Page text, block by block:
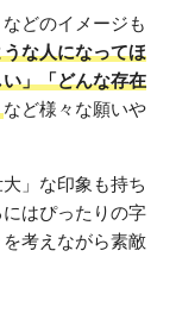
どのイメージも
な人になってほ
」「どんな存在
など様々な願いや
」な印象も持ち
はぴったりの字
考えながら素敵